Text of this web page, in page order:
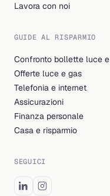
Lavora con noi
GUIDE AL RISPARMIO
Confronto bollette luce
Offerte luce e gas
Telefonia e internet
Assicurazioni
Finanza personale
Casa e risparmio
SEGUICI